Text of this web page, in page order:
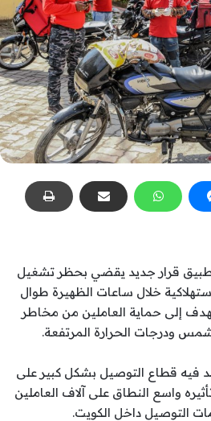
قرار جديد يقضي بحظر تشغيل
خلال ساعات الظهيرة طوال
إلى حماية العاملين من مخاطر
ودرجات الحرارة المرتفعة.
فيه قطاع التوصيل بشكل كبير على
واسع النطاق على آلاف العاملين
التوصيل داخل الكويت.